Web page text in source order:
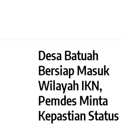
Desa Batuah
Bersiap Masuk
Wilayah IKN,
Pemdes Minta
Kepastian Status